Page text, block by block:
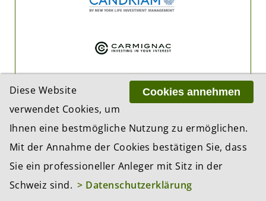
Cookies annehmen
Diese Website
verwendet Cookies, um
Ihnen eine bestmögliche Nutzung zu ermöglichen.
Mit der Annahme der Cookies bestätigen Sie, dass
Sie ein professioneller Anleger mit Sitz in der
Schweiz sind. > Datenschutzerklärung